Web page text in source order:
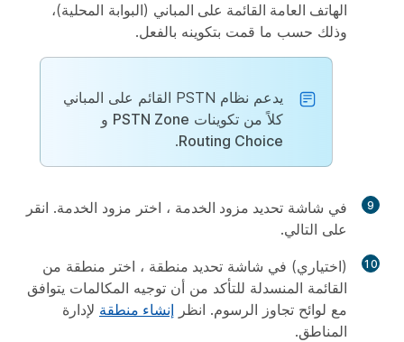
الهاتف العامة القائمة على المباني (البوابة المحلية)،
وذلك حسب ما قمت بتكوينه بالفعل.
يدعم نظام PSTN القائم على المباني
كلاً من تكوينات PSTN Zone و
Routing Choice
.
9 في شاشة تحديد مزود الخدمة ، اختر مزود الخدمة. انقر
على التالي.
10 (اختياري) في شاشة تحديد منطقة ، اختر منطقة من
القائمة المنسدلة للتأكد من أن توجيه المكالمات يتوافق
مع لوائح تجاوز الرسوم. انظر إنشاء منطقة لإدارة
المناطق.